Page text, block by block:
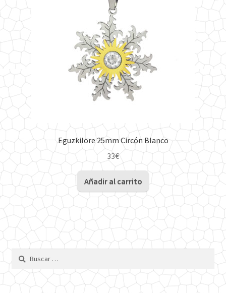
Eguzkilore 25mm Circón Blanco
33€
Añadir al carrito
Buscar: